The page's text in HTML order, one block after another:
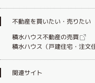
不動産を買いたい・売りたい
積水ハウス不動産の売買
積水ハウス（戸建住宅・注文
関連サイト